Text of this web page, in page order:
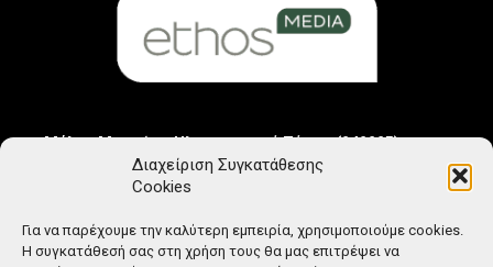
Διαχείριση Συγκατάθεσης
Cookies
Για να παρέχουμε την καλύτερη εμπειρία, χρησιμοποιούμε cookies.
Η συγκατάθεσή σας στη χρήση τους θα μας επιτρέψει να
Μέλος Μητρώου Ηλεκτρονικού Τύπου (242225)